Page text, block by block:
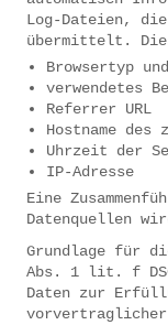
Log-Dateien,
übermittelt.
Browsertyp
verwendetes
Referrer URL
Hostname des
Uhrzeit der
IP-Adresse
Eine
Datenquellen
Grundlage für
Abs. 1 lit. f
Daten zur
vorvertraglicher